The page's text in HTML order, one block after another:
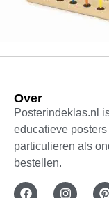
Over
Posterindeklas.nl
educatieve
particulieren als
bestellen.